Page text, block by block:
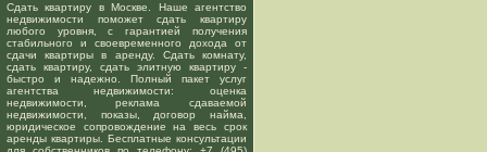
Сдать квартиру в Москве. Наше агентство
недвижимости поможет сдать квартиру
любого уровня, с гарантией получения
стабильного и своевременного дохода от
сдачи квартиры в аренду. Сдать комнату,
сдать квартиру, сдать элитную квартиру -
быстро и надежно. Полный пакет услуг
агентства недвижимости: оценка
недвижимости, реклама сдаваемой
недвижимости, показы, договор найма,
юридическое сопровождение на весь срок
аренды квартиры. Бесплатные консультации